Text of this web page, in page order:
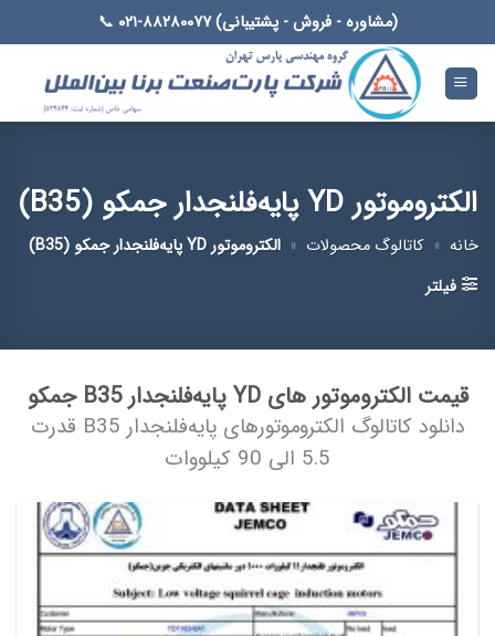
(مشاوره - فروش - پشتیبانی) ۸۸۲۸۰۰۷۷-۰۲۱ 📞
الکتروموتور YD پایه‌فلنجدار جمکو (B35)
خانه » کاتالوگ محصولات » الکتروموتور YD پایه‌فلنجدار جمکو (B35)
فیلتر
قیمت الکتروموتور های YD پایه‌فلنجدار B35 جمکو
دانلود کاتالوگ الکتروموتورهای پایه‌فلنجدار B35 قدرت
5.5 الی 90 كیلووات